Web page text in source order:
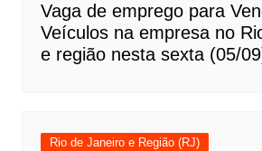
Vaga de emprego para
Veículos na empresa no
e região nesta sexta (05/
Rio de Janeiro e Região (RJ)